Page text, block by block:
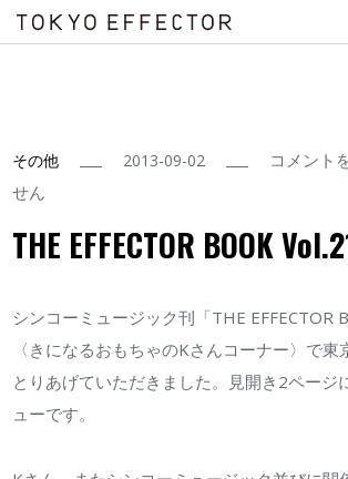
その他 2013-09-02
THE
Vol.21
コメント
せん
THE EFFECTOR BOOK
シンコーミュージック刊「THE EFFECTOR
〈きになるおもちゃのKさんコーナー〉で東
とりあげていただきました。見開き2ページ
ューです。